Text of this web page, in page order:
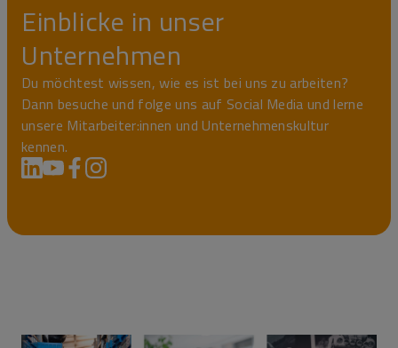
Einblicke in unser
Unternehmen
Du möchtest wissen, wie es ist bei uns zu arbeiten?
Dann besuche und folge uns auf Social Media und lerne
unsere Mitarbeiter:innen und Unternehmenskultur
kennen.